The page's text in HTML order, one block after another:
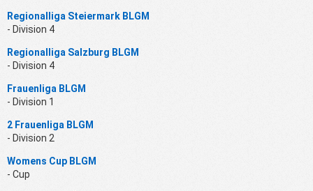
Regionalliga Steiermark BLGM
- Division 4
Regionalliga Salzburg BLGM
- Division 4
Frauenliga BLGM
- Division 1
2 Frauenliga BLGM
- Division 2
Womens Cup BLGM
- Cup